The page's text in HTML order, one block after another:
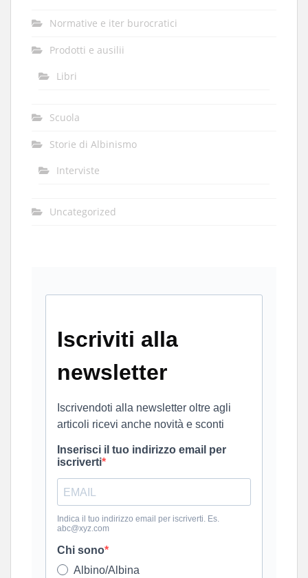
Normative e iter burocratici
Prodotti e ausilii
Libri
Scuola
Storie di Albinismo
Interviste
Uncategorized